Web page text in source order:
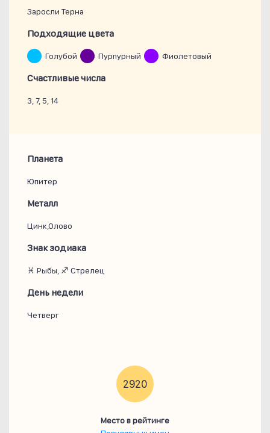
Заросли Терна
Подходящие цвета
Голубой Пурпурный Фиолетовый
Счастливые числа
3, 7, 5, 14
Планета
Юпитер
Металл
Цинк,Олово
Знак зодиака
♓ Рыбы, ♐ Стрелец
День недели
Четверг
2920
Место в рейтинге